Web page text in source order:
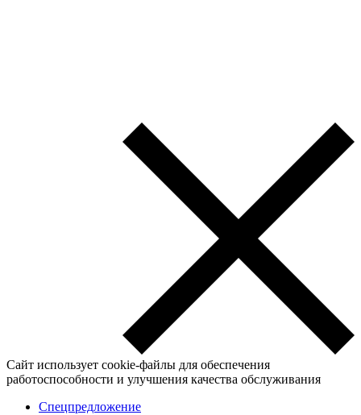
Сайт использует cookie-файлы для обеспечения
работоспособности и улучшения качества обслуживания
Спецпредложение